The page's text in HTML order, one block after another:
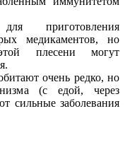
приготовления
медикаментов, но
плесени могут
очень редко, но
(с едой, через
сильные заболевания